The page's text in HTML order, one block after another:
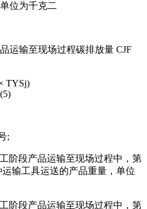
位为千克二
运输至现场过程碳排放量 CJF
TYSj)
;
阶段产品运输至现场过程中，第
输工具运送的产品重量，单位
阶段产品运输至现场过程中，第